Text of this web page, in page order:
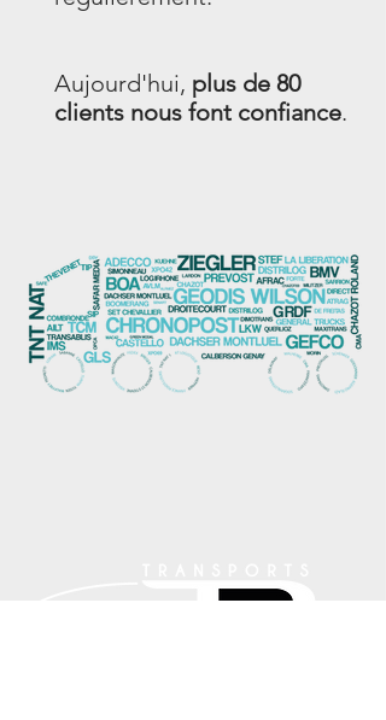
Aujourd'hui, plus de 80
clients nous font confiance.